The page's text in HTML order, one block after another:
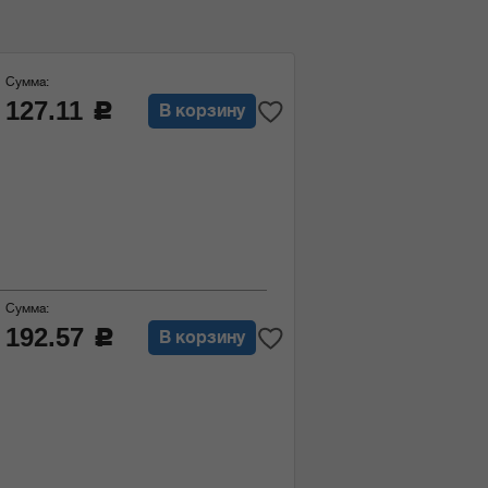
Сумма:
127.11 c В корзину
Сумма:
192.57 c В корзину